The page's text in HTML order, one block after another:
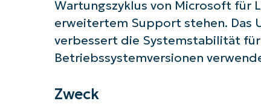
Wartungszyklus von Microsoft für
erweitertem Support stehen. Das
verbessert die Systemstabilität
Betriebssystemversionen
Zweck